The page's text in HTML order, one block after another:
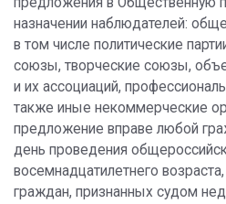
назначении наблюдателей:
в том числе политические
союзы, творческие союзы,
и их ассоциаций,
также иные некоммерческие
предложение вправе любой
день проведения
восемнадцатилетнего
граждан, признанных судом